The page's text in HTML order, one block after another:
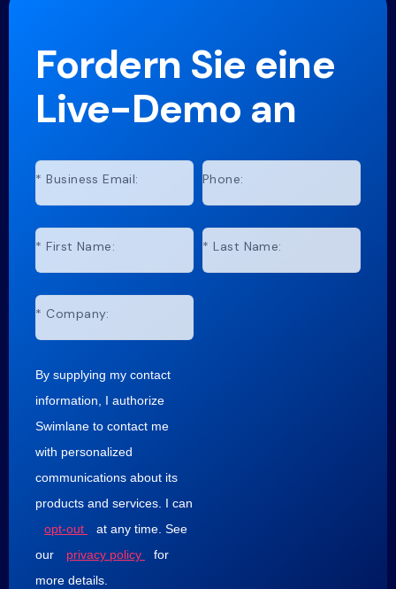
Fordern Sie eine
Live-Demo an
* Business Email: Phone:
* First Name: * Last Name:
* Company:
By supplying my contact
information, I authorize
Swimlane to contact me
with personalized
communications about its
products and services. I can
opt-out
at any time. See
our
privacy policy
for
more details.